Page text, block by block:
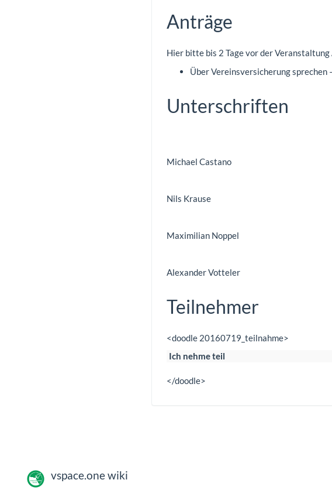
Anträge
Hier bitte bis 2 Tage vor der
Über Vereinsversicherung sprechen
Unterschriften
Michael Castano
Nils Krause
Maximilian Noppel
Alexander Votteler
Teilnehmer
<doodle 20160719_teilnahme>
Ich nehme teil
</doodle>
vspace.one wiki